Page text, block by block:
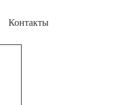
Контакты